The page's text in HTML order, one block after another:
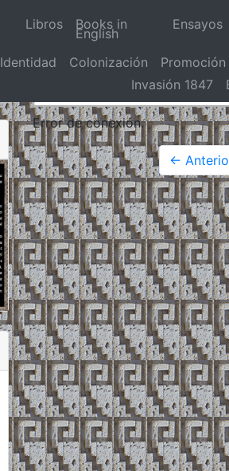
Libros Books in
English
Ensayos
Identidad Colonización
Invasión 1847
Error de conexión.
←